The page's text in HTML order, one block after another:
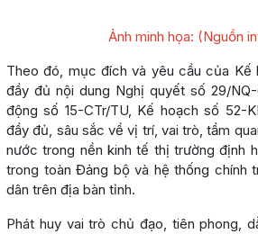
Ảnh minh họa: (Nguồn
Theo đó, mục đích và yêu cầu của Kế
đầy đủ nội dung Nghị quyết số 29/NQ-
động số 15-CTr/TU, Kế hoạch số 52-
đầy đủ, sâu sắc về vị trí, vai trò, tầm
nước trong nền kinh tế thị trường định
trong toàn Đảng bộ và hệ thống chính
dân trên địa bàn tỉnh.
Phát huy vai trò chủ đạo, tiên phong,